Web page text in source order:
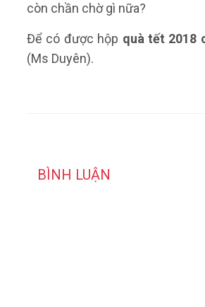
còn chần chờ gì nữa?
Để có được hộp quà tết 2018
(Ms Duyên).
BÌNH LUẬN